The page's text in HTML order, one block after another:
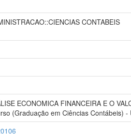
CONTABEIS
ECONOMICA FINANCEIRA E O
(Graduação em Ciências Contábeis)